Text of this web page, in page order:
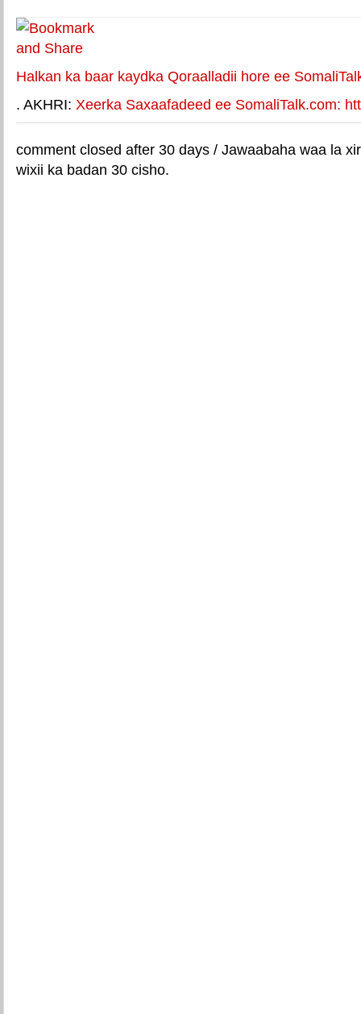
Halkan ka baar kaydka Qoraalladii hore ee
. AKHRI: Xeerka Saxaafadeed ee SomaliTalk.com:
comment closed after 30 days / Jawaabaha waa la
wixii ka badan 30 cisho.